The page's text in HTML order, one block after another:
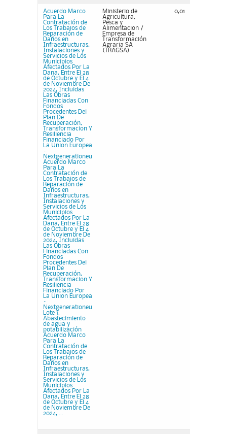
Acuerdo Marco
Para La
Contratación de
Los Trabajos de
Reparación de
Daños en
Infraestructuras,
Instalaciones y
Servicios de Los
Municipios
Afectados Por La
Dana, Entre El 28
de Octubre y El 4
de Noviembre De
2024, Incluidas
Las Obras
Financiadas Con
Fondos
Procedentes Del
Plan De
Recuperación,
Transformacion Y
Resiliencia
Financiado Por
La Union Europea
–
Nextgenerationeu
Acuerdo Marco
Para La
Contratación de
Los Trabajos de
Reparación de
Daños en
Infraestructuras,
Instalaciones y
Servicios de Los
Municipios
Afectados Por La
Dana, Entre El 28
de Octubre y El 4
de Noviembre De
2024, Incluidas
Las Obras
Financiadas Con
Fondos
Procedentes Del
Plan De
Recuperación,
Transformacion Y
Resiliencia
Financiado Por
La Union Europea
–
Nextgenerationeu
Lote 1.
Abastecimiento
de agua y
potabilización
Acuerdo Marco
Para La
Contratación de
Los Trabajos de
Reparación de
Daños en
Infraestructuras,
Instalaciones y
Servicios de Los
Municipios
Afectados Por La
Dana, Entre El 28
de Octubre y El 4
de Noviembre De
2024, ...
Ministerio de
Agricultura,
Pesca y
Alimentacion /
Empresa de
Transformación
Agraria SA
(TRAGSA)
0,01